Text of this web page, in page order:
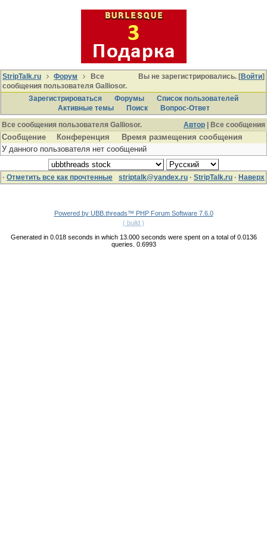
Вы не зарегистрировались. [Войти]
StripTalk.ru Форум
Все
сообщения пользователя Galliosor.
Зарегистрироваться
Форумы
Список пользователей
Активные темы
Поиcк
Вопрос-Ответ
Автор | Все сообщения
Все сообщения пользователя Galliosor.
Сообщение Конференция
Время размещения сообщения
У данного пользователя нет сообщений
· Отметить все как прочтенные striptalk@yandex.ru · StripTalk.ru · Наверх
Powered by UBB.threads™ PHP Forum Software 7.6.0
( build )
Generated in 0.018 seconds in which 13.000 seconds were spent on a total of 0.0136
queries. 0.6993